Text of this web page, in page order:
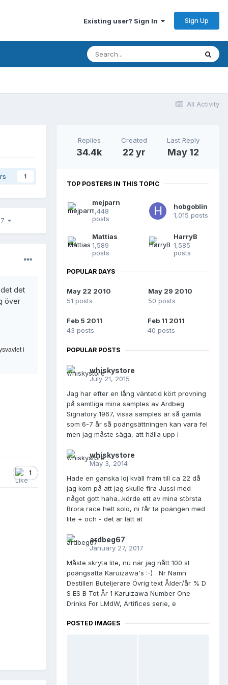
Existing user? Sign In Sign Up
All Activity
1
det
över
i
1
Replies
34.4k
Created
22 yr
Last Reply
May 12
TOP POSTERS IN THIS TOPIC
mejparn
1,448
posts
hobgoblin
1,015 posts
Mattias
1,589
posts
HarryB
1,585
posts
POPULAR DAYS
May 22 2010
51 posts
May 29 2010
50 posts
Feb 5 2011
43 posts
Feb 11 2011
40 posts
POPULAR POSTS
whiskystore
July 21, 2015
Jag har efter en lång väntetid kört provning
på samtliga mina samples av Ardbeg
Signatory 1967, vissa samples är så gamla
som 6-7 år så poängsättningen kan vara fel
men jag måste säga, att hälla upp i
whiskystore
May 3, 2014
Hade en ganska loj kväll fram till ca 22 då
jag kom på att jag skulle fira Jussi med
något gott haha...körde ett av mina största
Brora race helt solo, ni får ta poängen med
lite + och - det är lätt at
ardbeg67
January 27, 2017
Måste skryta lite, nu när jag nått 100 st
poängsatta Karuizawa's :-) Nr Namn
Destilleri Buteljerare Övrig text Ålder/år % D
S ES B Tot År 1 Karuizawa Number One
Drinks For LMdW, Artifices serie, e
POSTED IMAGES